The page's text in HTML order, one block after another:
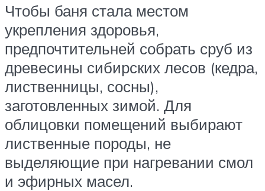
Чтобы баня стала местом
укрепления здоровья,
предпочтительней собрать сруб из
древесины сибирских лесов (кедра,
лиственницы, сосны),
заготовленных зимой. Для
облицовки помещений выбирают
лиственные породы, не
выделяющие при нагревании смол
и эфирных масел.